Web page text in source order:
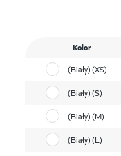
Kolor
(Biały) (XS)
(Biały) (S)
(Biały) (M)
(Biały) (L)